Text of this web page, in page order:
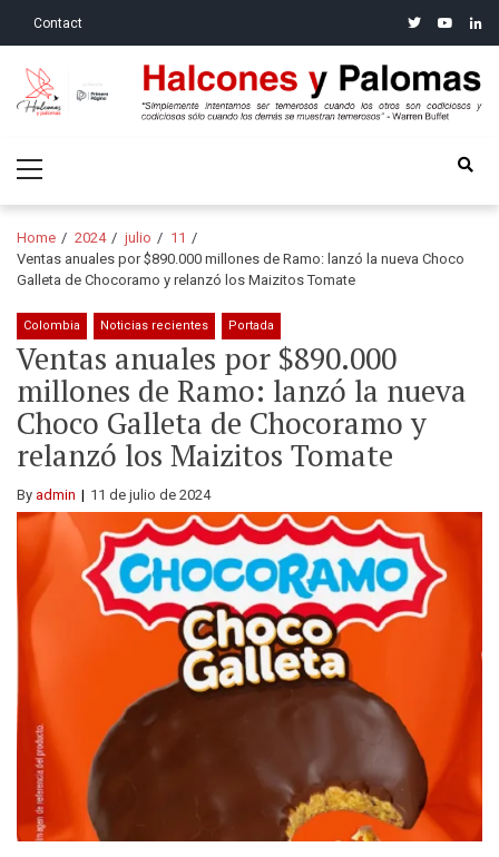
Contact twitteryoutube
Halcones y Palomas
Menu
Home 2024 julio
11
Ventas anuales por $890.000 millones de Ramo: lanzó la nueva Choco
Galleta de Chocoramo y relanzó los Maizitos Tomate
Colombia Noticias recientes Portada
Ventas anuales por $890.000
millones de Ramo: lanzó la nueva
Choco Galleta de Chocoramo y
relanzó los Maizitos Tomate
By admin 11 de julio de 2024